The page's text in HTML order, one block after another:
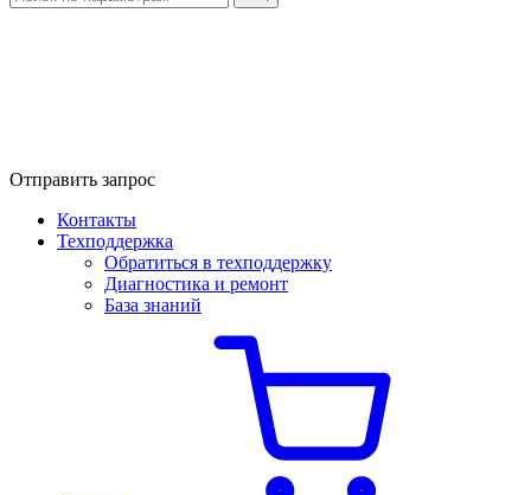
Отправить запрос
Контакты
Техподдержка
Обратиться в техподдержку
Диагностика и ремонт
База знаний